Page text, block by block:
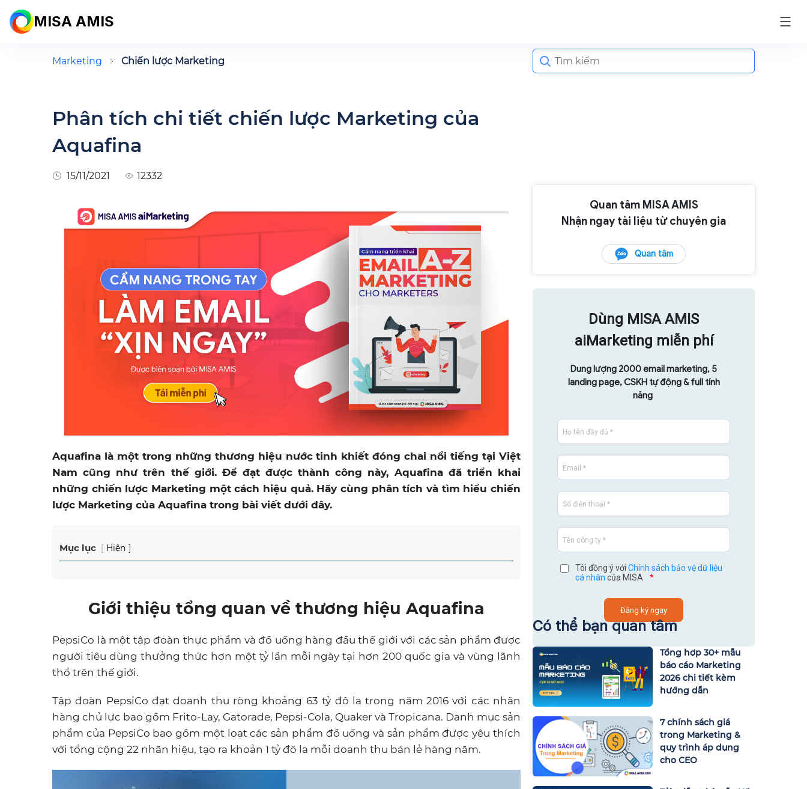
MISA AMIS
Marketing Chiến lược Marketing
Search
for:
Phân tích chi tiết chiến lược Marketing của
Aquafina
15/11/2021 12332
Aquafina là một trong những thương hiệu nước tinh khiết đóng chai nổi tiếng tại Việt
Nam cũng như trên thế giới. Để đạt được thành công này, Aquafina đã triển khai
những chiến lược Marketing một cách hiệu quả. Hãy cùng phân tích và tìm hiểu chiến
lược Marketing của Aquafina trong bài viết dưới đây.
Mục lục Hiện
Giới thiệu tổng quan về thương hiệu Aquafina
PepsiCo là một tập đoàn thực phẩm và đồ uống hàng đầu thế giới với các sản phẩm được
người tiêu dùng thưởng thức hơn một tỷ lần mỗi ngày tại hơn 200 quốc gia và vùng lãnh
thổ trên thế giới.
Tập đoàn PepsiCo đạt doanh thu ròng khoảng 63 tỷ đô la trong năm 2016 với các nhãn
hàng chủ lực bao gồm Frito-Lay, Gatorade, Pepsi-Cola, Quaker và Tropicana. Danh mục sản
phẩm của PepsiCo bao gồm một loạt các sản phẩm đồ uống và sản phẩm được yêu thích
với tổng cộng 22 nhãn hiệu, tạo ra khoản 1 tỷ đô la mỗi doanh thu bán lẻ hàng năm.
Quan tâm MISA AMIS
Nhận ngay tài liệu từ chuyên gia
Quan tâm
Dùng MISA AMIS
aiMarketing miễn phí
Dung lượng 2000 email marketing, 5
landing page, CSKH tự động & full tính
năng
Tôi đồng ý với Chính sách bảo vệ dữ liệu
cá nhân của MISA *
Có thể bạn quan tâm
Tổng hợp 30+ mẫu
báo cáo Marketing
2026 chi tiết kèm
hướng dẫn
7 chính sách giá
trong Marketing &
quy trình áp dụng
cho CEO